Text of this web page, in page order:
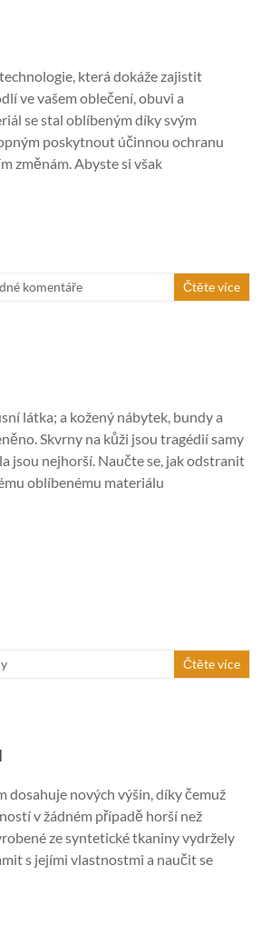
která dokáže zajistit
ve vašem oblečení, obuvi a
se stal oblíbeným díky svým
poskytnout účinnou ochranu
změnám. Abyste si však
komentáře Čtěte více
látka; a kožený nábytek, bundy a
Skvrny na kůži jsou tragédií samy
jsou nejhorší. Naučte se, jak odstranit
oblíbenému materiálu
Čtěte více
dosahuje nových výšin, díky čemuž
v žádném případě horší než
ze syntetické tkaniny vydržely
s jejími vlastnostmi a naučit se